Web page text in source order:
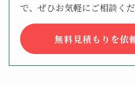
で、ぜひお気軽にご相談くだ
無料見積もりを依